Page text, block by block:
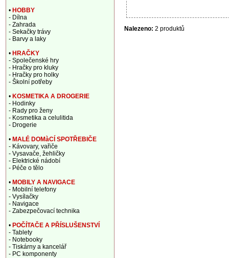
Nalezeno: 2 produktů
• HOBBY
- Dílna
- Zahrada
- Sekačky trávy
- Barvy a laky
• HRAČKY
- Společenské hry
- Hračky pro kluky
- Hračky pro holky
- Školní potřeby
• KOSMETIKA A DROGERIE
- Hodinky
- Rady pro ženy
- Kosmetika a celulitida
- Drogerie
• MALÉ DOMàCÍ SPOTŘEBIČE
- Kávovary, vařiče
- Vysavače, žehličky
- Elektrické nádobí
- Péče o tělo
• MOBILY A NAVIGACE
- Mobilní telefony
- Vysílačky
- Navigace
- Zabezpečovací technika
• POČÍTAČE A PŘÍSLUŠENSTVÍ
- Tablety
- Notebooky
- Tiskárny a kancelář
- PC komponenty